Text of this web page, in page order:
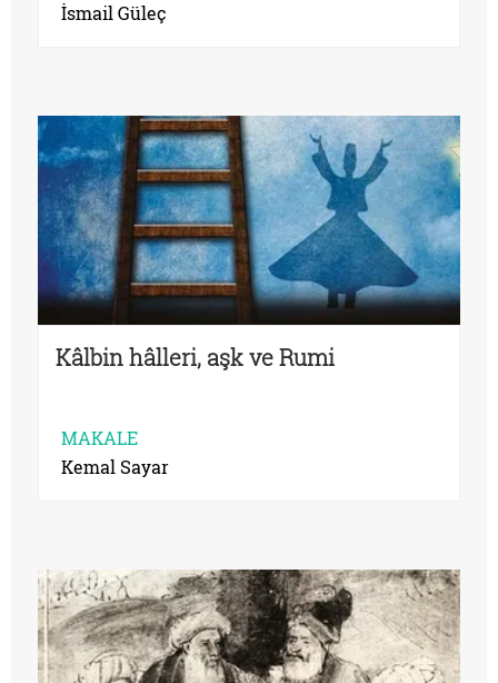
İsmail Güleç
Kâlbin hâlleri, aşk ve Rumi
MAKALE
Kemal Sayar